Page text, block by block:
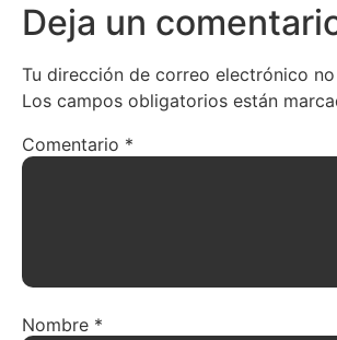
Deja un
Tu dirección de correo electrónico
Los campos obligatorios están
Comentario *
Nombre *